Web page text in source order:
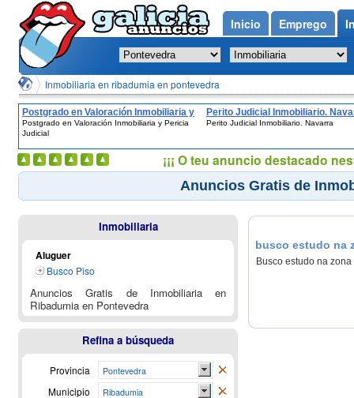
Inmobiliaria en ribadumia en pontevedra
Postgrado en Valoración Inmobiliaria y
Pericia Judicial
Postgrado en Valoración Inmobiliaria y Pericia
Judicial
Perito Judicial Inmobiliario.
Perito Judicial Inmobiliario. Navarra
Anuncios Gratis de
busco estudo na
Busco estudo na
Inmobiliaria
Aluguer
Busco Piso
Anuncios Gratis de Inmobiliaria en
Ribadumia en Pontevedra
Refina a búsqueda
Provincia Pontevedra
Municipio Ribadumia
Inicio Emprego
¡¡¡ O teu anuncio destacado